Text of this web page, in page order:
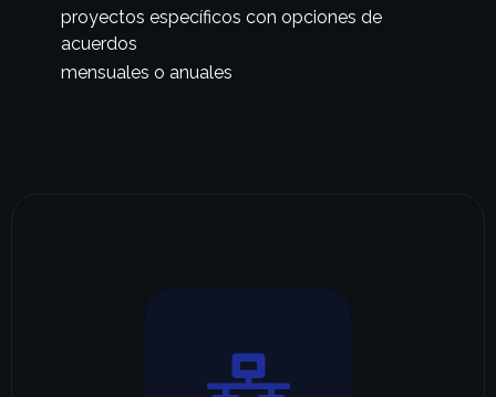
proyectos específicos con opciones de
acuerdos
mensuales o anuales